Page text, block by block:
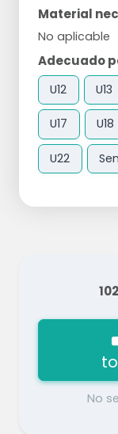
Material
No aplicable
Adecuado
U12 U13
U17 U18
U22
No